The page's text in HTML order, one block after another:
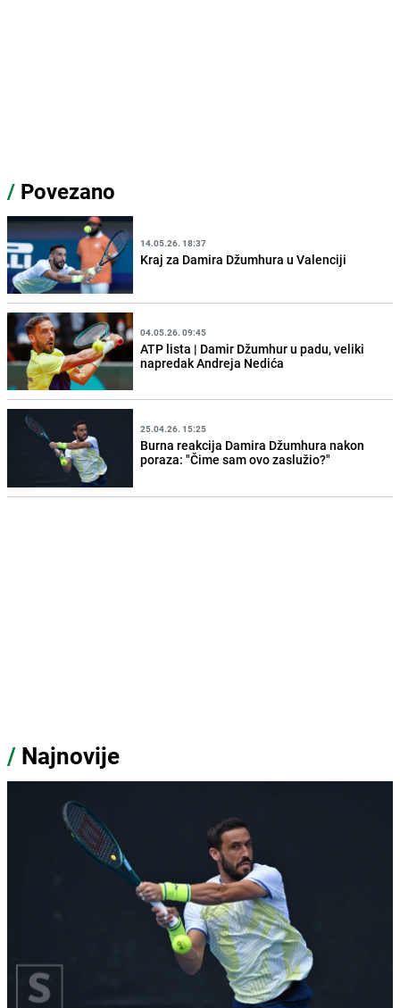
/ Povezano
14.05.26. 18:37
Kraj za Damira Džumhura u Valenciji
04.05.26. 09:45
ATP lista | Damir Džumhur u padu, veliki
napredak Andreja Nedića
25.04.26. 15:25
Burna reakcija Damira Džumhura nakon
poraza: "Čime sam ovo zaslužio?"
/ Najnovije